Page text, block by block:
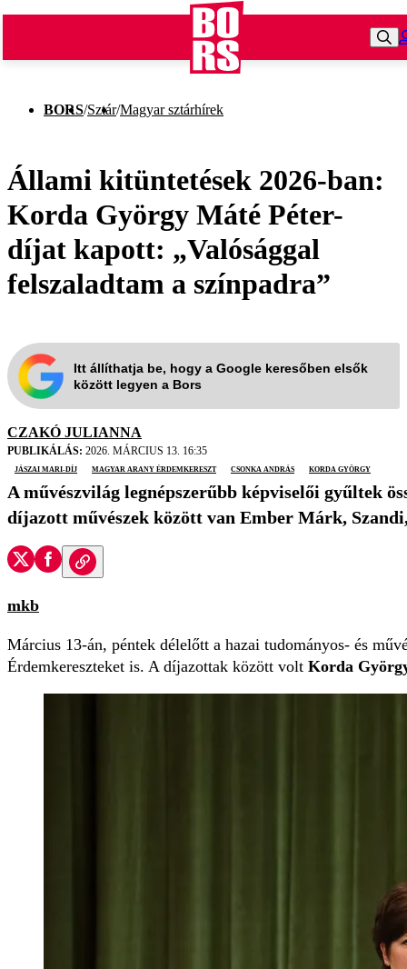
BORS/Sztár/Magyar sztárhírek
Állami kitüntetések 2026-ban:
Korda György Máté Péter-
díjat kapott: „Valósággal
felszaladtam a színpadra”
Itt állíthatja be, hogy a Google keresőben elsők
között legyen a Bors
CZAKÓ JULIANNA
PUBLIKÁLÁS: 2026. MÁRCIUS 13. 16:35
Jászai Mari-díj
magyar arany érdemkereszt csonka andrás Korda György
A művészvilág legnépszerűbb képviselői gyűltek
díjazott művészek között van Ember Márk,
mkb
Március 13-án, péntek délelőtt a hazai tudományos- és
Érdemkereszteket is. A díjazottak között volt Korda